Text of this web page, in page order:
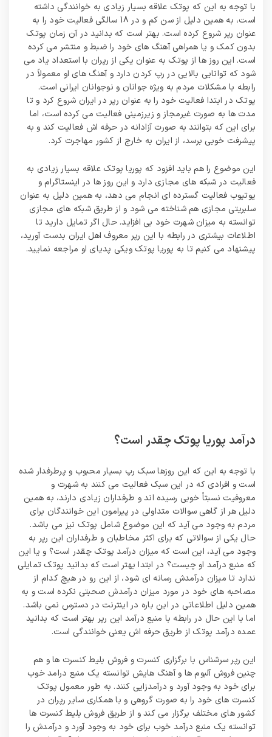
با توجه به این که پوتک علاقه بسیار زیادی به خوانندگی داشته
است، به همین دلیل از سن کم و در 18 سالگی فعالیت خود را به
عنوان رپر شروع کرده است. بهتر است که بدانید در آن زمان پوتک
بدون کمک و یا همراهی آهنگ های خود را ضبط و منتشر می‌ کرده
است. این روز ها از پوتک به عنوان یکی از رپران با استعداد یاد می
شود که توانایی بالایی در رپ کردن دارد و آهنگ های او معمولاً در
رابطه با مشکلات مردم به ویژه جوانان و نوجوانان ایرانی است.
پوتک در ابتدا فعالیت خود را به عنوان رپر در ایران شروع کرد و تا
مدت‌ ها به صورت غیرمجاز و زیرزمینی فعالیت می کرده است، اما
برای این که بتوانند به صورت آزادانه در حرفه‌ اش فعالیت کند و به
پیشرفت خوبی برسد، از ایران به خارج از کشور مهاجرت کرد.
این موضوع را هم باید افزود که پوریا پوتک علاقه بسیار زیادی به
فعالیت در شبکه های مجازی دارد و این روز ها در اینستاگرام و
یوتیوب فعالیت گسترده ای انجام می دهد، به همین دلیل به عنوان
سلبریتی مجازی هم شناخته می شود و از طریق شبکه های مجازی
توانسته به میزان شهرت خود بی افزاید. حال اگر تمایل دارید تا
اطلاعات بیشتری در رابطه با این رپر معروف اهل ایران بدست آورید،
پیشنهاد می کنیم تا به پوریا پوتک ویکی پدیای او مراجعه نمایید.
درآمد پوریا پوتک چقدر است؟
با توجه به این که این روزها سبک رپ بسیار محبوب و پرطرفدار شده
است و افرادی که در این سبک فعالیت می کنند به شهرت و
معروفیت نسبتاً خوبی رسیده اند و طرفداران زیادی دارند، به همین
دلیل هر از گاهی سوالات متداولی در پیرامون این خوانندگان برای
مردم به وجود می آید که این موضوع شامل پوتک نیز می باشد.
حال یکی از سوالاتی که برای اکثر مخاطبان و طرفداران این رپر به
وجود می‌ آید، این است که میزان درآمد پوتک چقدر است؟ و یا این
که منبع درآمد او چیست؟ در ابتدا بهتر است که بدانید پوتک تمایلی
ندارد تا میزان درآمدش رسانه‌ ای شود، از این رو در هیچ کدام از
مصاحبه های خود در مورد میزان درآمدش صحبتی نکرده است و به
همین دلیل اطلاعاتی در این باره در اینترنت در دسترس نمی باشد.
اما با این حال در رابطه با منبع درآمد این رپر بهتر است که بدانید
عمده درآمد پوتک از طریق حرفه اش یعنی خوانندگی است.
این رپر سرشناس با برگزاری کنسرت و فروش بلیط کنسرت ها و هم
چنین فروش آلبوم ها و آهنگ هایش توانسته یک منبع درامد خوب
برای خود به وجود آورد و درآمدزایی کنند. به طور معمول پوتک
کنسرت های خود را به صورت گروهی و با همکاری سایر رپران در
کشور های مختلف برگزار می‌ کند و از طریق فروش بلیط کنسرت ها
توانسته یک منبع درآمد خوب برای خود به وجود آورد و درآمدش را